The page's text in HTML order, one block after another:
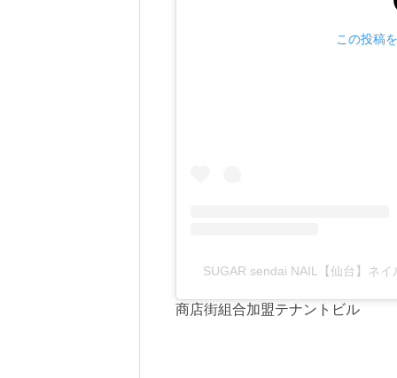
この投稿
SUGAR sendai NAIL【仙台】ネ
商店街組合加盟テナントビル